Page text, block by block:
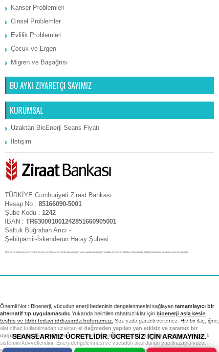
Kanser Problemleri
Cinsel Problemler
Evlilik Problemleri
Çocuk ve Ergen
Migren ve Başağrısı
BU AYKI ZIYARETÇI SAYIMIZ
KURUMSAL
Uzaktan BioEnerji Seans Fiyatı
İletişim
TÜRKİYE Cumhuriyeti Ziraat Bankası
Hesap No : 85166090-5001
Şube Kodu : 1242
IBAN : TR630001001242851660905001
Saltuk Buğrahan Arıcı -
Şehitpamir-İskenderun Hatay Şubesi
bioenerji, bioenerji konya, biyoenerji uzmanı, enerji şifa, biyoenerji nasıl yapılır, bioenerji hastalık, biyoenerji tedavi, biyoenerji eğitimi, bioenerji seansı, biyoenerji nedir
SEANSLARIMIZ ÜCRETLİDİR. ÜCRETSİZ İÇİN ARAMAYINIZ.
Önemli Not : Bioenerji, vücudun enerji bedeninin dengelenmesini sağlayan tamamlayıcı bir
alternatif tıp uygulamasıdır. Yukarıda belirtilen rahatsızlıklar için bioenerji asla kesin
teşhis ve tıbbi tedavi iddiasında bulunamaz. Söz yada garanti veremez. Hiç bir ilaç, iğne,
alet cihaz kullanılmadan uzaktan el değmeden yapılan yan etkisiz ve zararsız bir
uygulamadır.Bioenerji seansı vücudun sistem bozukluklarını ortadan kaldırır. Bağışıklık
sistemini kuvvetlendirir. Enerji dengelenmesi ve vücudun akordunun yapılmasıyla vücut
sağlıklı sistemini yeniden kurar. Tıbbi tedavi ve kontrollerinizi takip etmek sizin